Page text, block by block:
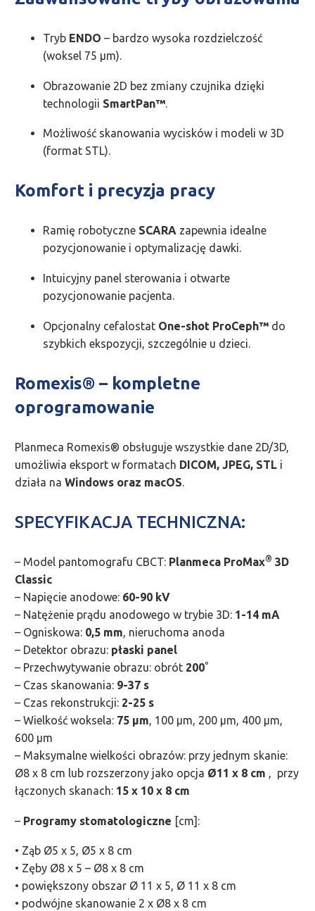
Tryb ENDO – bardzo wysoka rozdzielczość
(woksel 75 μm).
Obrazowanie 2D bez zmiany czujnika dzięki
technologii SmartPan™.
Możliwość skanowania wycisków i modeli w 3D
(format STL).
Komfort i precyzja pracy
Ramię robotyczne SCARA zapewnia idealne
pozycjonowanie i optymalizację dawki.
Intuicyjny panel sterowania i otwarte
pozycjonowanie pacjenta.
Opcjonalny cefalostat One-shot ProCeph™ do
szybkich ekspozycji, szczególnie u dzieci.
Romexis® – kompletne
oprogramowanie
Planmeca Romexis® obsługuje wszystkie dane 2D/3D,
umożliwia eksport w formatach DICOM, JPEG, STL i
działa na Windows oraz macOS.
SPECYFIKACJA TECHNICZNA:
– Model pantomografu CBCT: Planmeca ProMax® 3D
Classic
– Napięcie anodowe: 60-90 kV
– Natężenie prądu anodowego w trybie 3D: 1-14 mA
– Ogniskowa: 0,5 mm, nieruchoma anoda
– Detektor obrazu: płaski panel
– Przechwytywanie obrazu: obrót 200˚
– Czas skanowania: 9-37 s
– Czas rekonstrukcji: 2-25 s
– Wielkość woksela: 75 µm, 100 µm, 200 µm, 400 µm,
600 µm
– Maksymalne wielkości obrazów: przy jednym skanie:
Ø8 x 8 cm lub rozszerzony jako opcja Ø11 x 8 cm , przy
łączonych skanach: 15 x 10 x 8 cm
– Programy stomatologiczne [cm]:
• Ząb Ø5 x 5, Ø5 x 8 cm
• Zęby Ø8 x 5 – Ø8 x 8 cm
• powiększony obszar Ø 11 x 5, Ø 11 x 8 cm
• podwójne skanowanie 2 x Ø8 x 8 cm